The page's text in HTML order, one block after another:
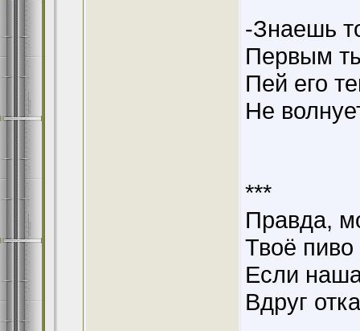
-Знаешь
Первым
Пей его
Не
***
Правда,
Твоё пиво
Если
Вдруг